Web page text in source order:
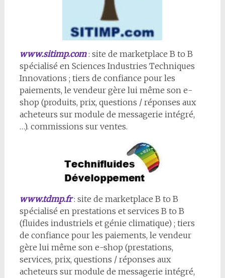
www.sitimp.com: site de marketplace B to B
spécialisé en Sciences Industries Techniques
Innovations ; tiers de confiance pour les
paiements, le vendeur gère lui même son e-
shop (produits, prix, questions / réponses aux
acheteurs sur module de messagerie intégré,
…). commissions sur ventes.
www.tdmp.fr : site de marketplace B to B
spécialisé en prestations et services B to B
(fluides industriels et génie climatique) ; tiers
de confiance pour les paiements, le vendeur
gère lui même son e-shop (prestations,
services, prix, questions / réponses aux
acheteurs sur module de messagerie intégré,